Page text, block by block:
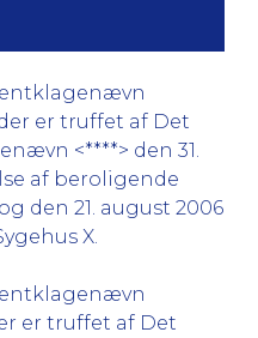
er truffet af Det
<****> den 31.
af beroligende
den 21. august 2006
X.
er truffet af Det